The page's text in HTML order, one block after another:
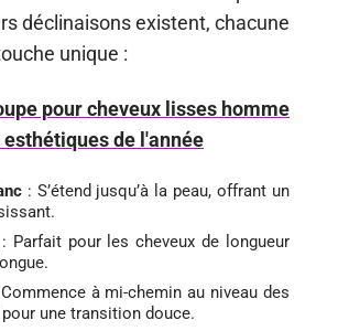
déclinaisons existent, chacune
unique :
pour cheveux lisses homme
de l'année
: S’étend jusqu’à la peau, offrant un
: Parfait pour les cheveux de longueur
à mi-chemin au niveau des
une transition douce.